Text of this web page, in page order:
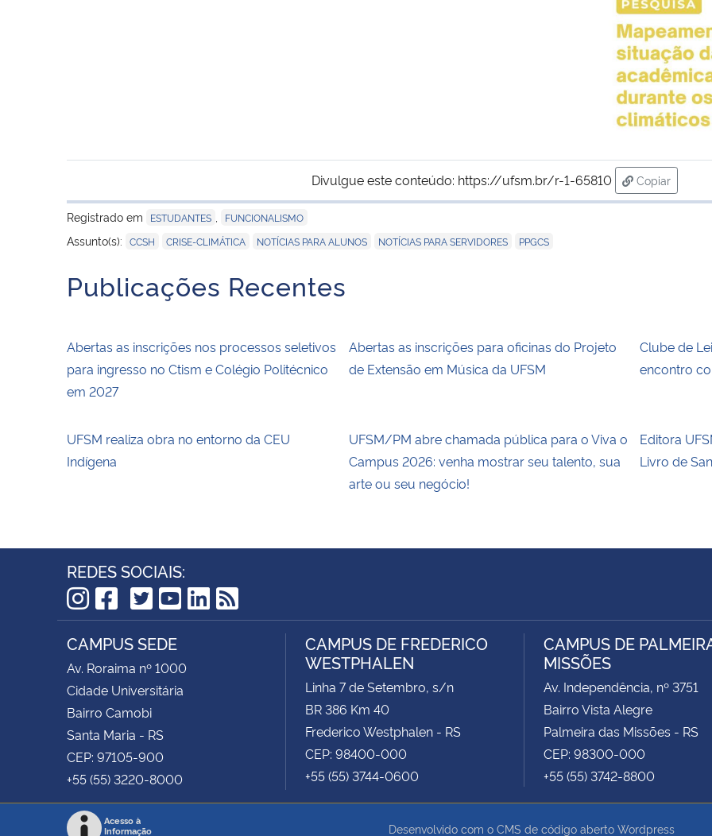
Divulgue este conteúdo: https://ufsm.br/r-1-65810
Copiar
para área
Registrado em
ESTUDANTES FUNCIONALISMO
Assunto(s): CCSH CRISE-CLIMÁTICA NOTÍCIAS PARA ALUNOS NOTÍCIAS PARA SERVIDORES PPGCS
Publicações Recentes
Abertas as inscrições nos processos seletivos
para ingresso no Ctism e Colégio Politécnico
em 2027
Abertas as inscrições para oficinas do Projeto
de Extensão em Música da UFSM
Clube de
encontro
UFSM realiza obra no entorno da CEU
Indígena
UFSM/PM abre chamada pública para o Viva o
Campus 2026: venha mostrar seu talento, sua
arte ou seu negócio!
Editora
Livro de
REDES SOCIAIS:
Instagram
Facebook
TikTok
Twitter
YouTube
LinkedIn
RSS
CAMPUS SEDE
Av. Roraima nº 1000
Cidade Universitária
Bairro Camobi
Santa Maria - RS
CEP: 97105-900
+55 (55) 3220-8000
CAMPUS DE FREDERICO
WESTPHALEN
Linha 7 de Setembro, s/n
BR 386 Km 40
Frederico Westphalen - RS
CEP: 98400-000
+55 (55) 3744-0600
CAMPUS DE
MISSÕES
Av. Independência, nº 3751
Bairro Vista Alegre
Palmeira das Missões - RS
CEP: 98300-000
+55 (55) 3742-8800
Acesso à
Informação
Desenvolvido com o CMS de código aberto Wordpress